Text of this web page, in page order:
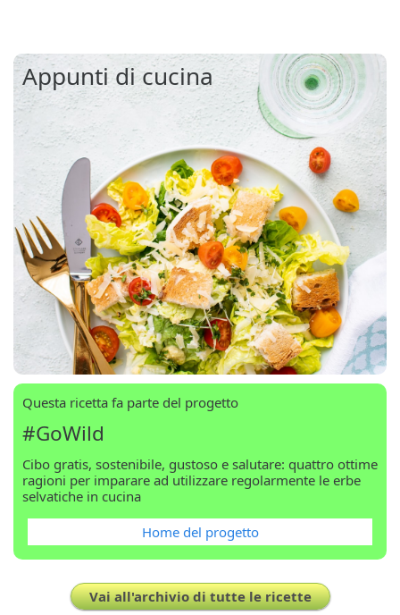
Appunti di cucina
Questa ricetta fa parte del progetto
#GoWild
Cibo gratis, sostenibile, gustoso e salutare: quattro ottime
ragioni per imparare ad utilizzare regolarmente le erbe
selvatiche in cucina
Home del progetto
Vai all'archivio di tutte le ricette